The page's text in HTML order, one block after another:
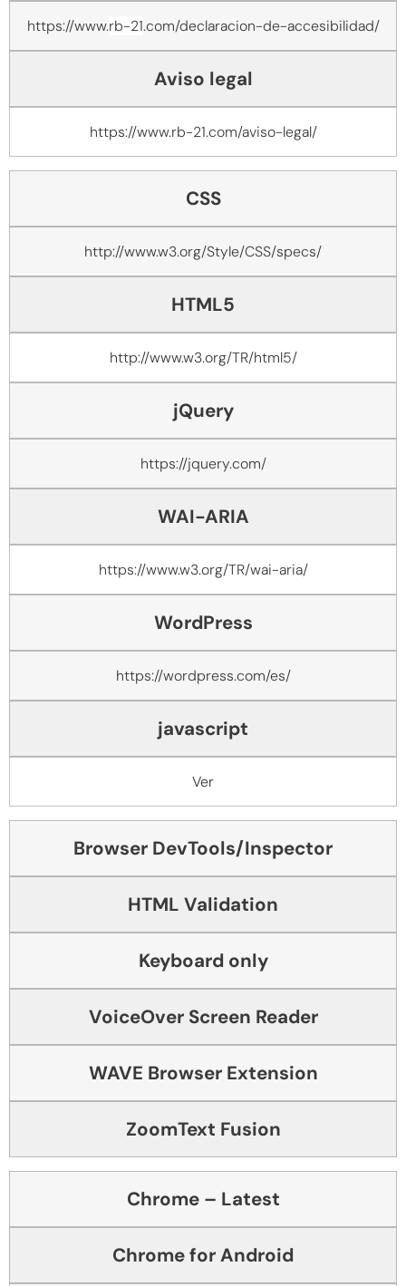
https://www.rb-21.com/declaracion-de-accesibilidad/
Aviso legal
https://www.rb-21.com/aviso-legal/
CSS
http://www.w3.org/Style/CSS/specs/
HTML5
http://www.w3.org/TR/html5/
jQuery
https://jquery.com/
WAI-ARIA
https://www.w3.org/TR/wai-aria/
WordPress
https://wordpress.com/es/
javascript
Ver
Browser DevTools/Inspector
HTML Validation
Keyboard only
VoiceOver Screen Reader
WAVE Browser Extension
ZoomText Fusion
Chrome – Latest
Chrome for Android